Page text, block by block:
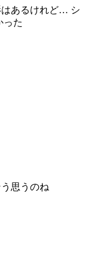
はあるけれど… シ
った
思うのね